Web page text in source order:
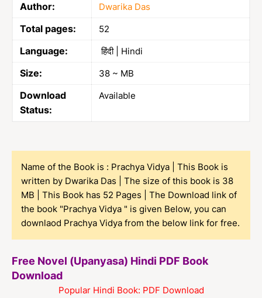
Author: Dwarika Das
Total pages: 52
Language: हिंदी | Hindi
Size: 38 ~ MB
Download
Status:
Available
Name of the Book is : Prachya Vidya | This Book is
written by Dwarika Das | The size of this book is 38
MB | This Book has 52 Pages | The Download link of
the book "Prachya Vidya " is given Below, you can
downlaod Prachya Vidya from the below link for free.
Free Novel (Upanyasa) Hindi PDF Book
Download
Popular Hindi Book: PDF Download